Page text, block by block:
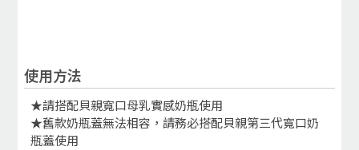
使用方法
★請搭配貝親寬口母乳實感奶瓶使用
★舊款奶瓶蓋無法相容，請務必搭配貝親第三代寬口奶
瓶蓋使用